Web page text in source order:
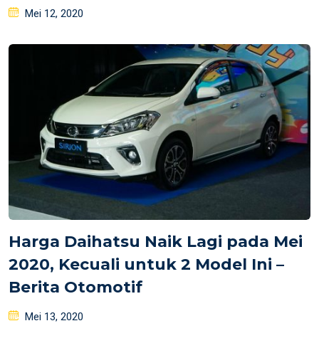
Posted
Mei 12, 2020
Harga Daihatsu Naik Lagi pada Mei
2020, Kecuali untuk 2 Model Ini –
Berita Otomotif
Posted
Mei 13, 2020